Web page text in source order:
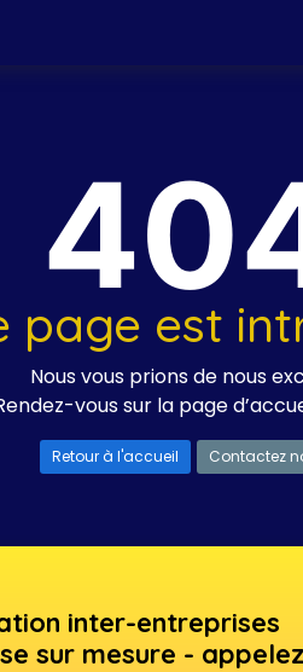
page est
Nous vous prions de nous
vous sur la page
Retour à l'accueil Contactez
inter-entreprises
sur mesure -